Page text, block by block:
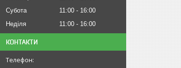
Субота
11:00
16:00
Неділя
11:00 16:00
КОНТАКТИ